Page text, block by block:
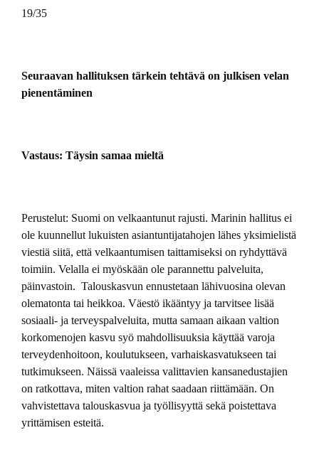
19/35
Seuraavan hallituksen tärkein tehtävä on julkisen velan
pienentäminen
Vastaus: Täysin samaa mieltä
Perustelut: Suomi on velkaantunut rajusti. Marinin hallitus ei
ole kuunnellut lukuisten asiantuntijatahojen lähes yksimielistä
viestiä siitä, että velkaantumisen taittamiseksi on ryhdyttävä
toimiin. Velalla ei myöskään ole parannettu palveluita,
päinvastoin. Talouskasvun ennustetaan lähivuosina olevan
olematonta tai heikkoa. Väestö ikääntyy ja tarvitsee lisää
sosiaali- ja terveyspalveluita, mutta samaan aikaan valtion
korkomenojen kasvu syö mahdollisuuksia käyttää varoja
terveydenhoitoon, koulutukseen, varhaiskasvatukseen tai
tutkimukseen. Näissä vaaleissa valittavien kansanedustajien
on ratkottava, miten valtion rahat saadaan riittämään. On
vahvistettava talouskasvua ja työllisyyttä sekä poistettava
yrittämisen esteitä.